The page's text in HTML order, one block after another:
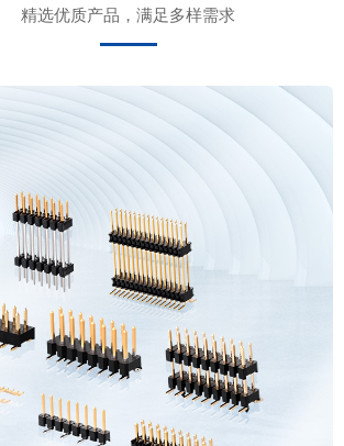
精选优质产品，满足多样需求